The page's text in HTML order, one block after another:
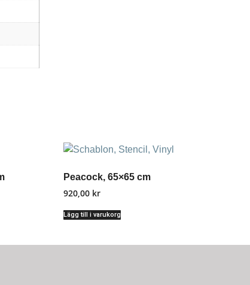
Peacock, 65×65 cm
920,00 kr
Lägg till i varukorg